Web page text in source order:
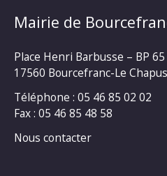
Mairie de
Place Henri Barbusse – BP 65
17560 Bourcefranc-Le Chapus
Téléphone : 05 46 85 02 02
Fax : 05 46 85 48 58
Nous contacter